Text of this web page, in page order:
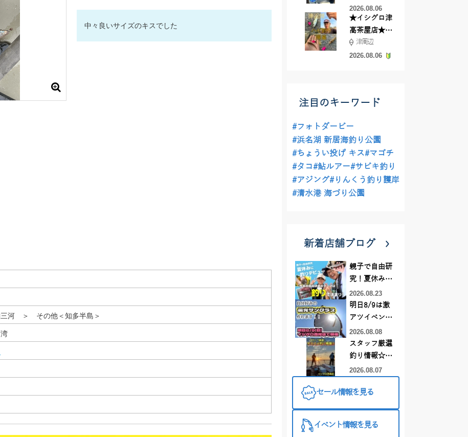
中々良いサイズのキスでした
河 ＞ その他＜知多半島＞
か?
2026.08.06
★イシグロ津
高茶屋店★津
近郊ハゼ釣れ
てます！
津周辺
2026.08.06
注目のキーワード
#フォトダービー
#浜名湖 新居海釣り公園
#ちょうい投げ キス#マゴチ
#タコ#鮎ルアー#サビキ釣り
#アジング#りんくう釣り護岸
#清水港 海づり公園
新着店舗ブログ
親子で自由研
究！夏休みに
釣りデビュー
2026.08.23
明日8/9は激
アツイベント
日！！！～オ
ーダー偏光グ
ラス受注会～
2026.08.08
スタッフ厳選
釣り情報☆彡
連休は何釣り
♪【イシグロ
2026.08.07
セール情報を見る
イベント情報を見る